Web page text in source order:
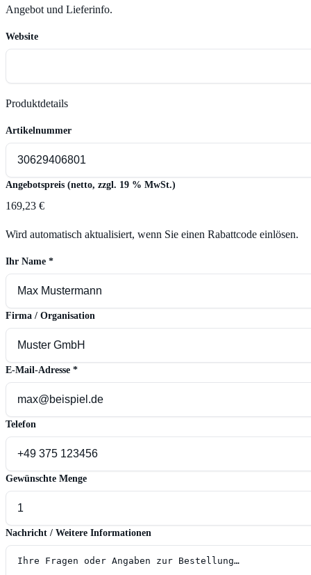
Angebot und Lieferinfo.
Website
Produktdetails
Artikelnummer
Angebotspreis (netto, zzgl. 19 % MwSt.)
169,23 €
Wird automatisch aktualisiert, wenn Sie einen Rabattcode einlösen.
Ihr Name *
Firma / Organisation
E-Mail-Adresse *
Telefon
Gewünschte Menge
Nachricht / Weitere Informationen